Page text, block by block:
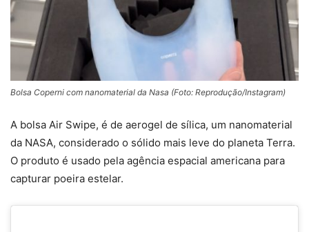
Bolsa Coperni com nanomaterial da Nasa (Foto: Reprodução/Instagram)
A bolsa Air Swipe, é de aerogel de sílica, um nanomaterial
da NASA, considerado o sólido mais leve do planeta Terra.
O produto é usado pela agência espacial americana para
capturar poeira estelar.